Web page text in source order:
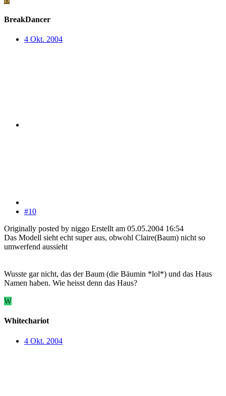
BreakDancer
4 Okt. 2004
#10
Originally posted by niggo Erstellt am 05.05.2004 16:54
Das Modell sieht echt super aus, obwohl Claire(Baum) nicht so
umwerfend aussieht
Wusste gar nicht, das der Baum (die Bäumin *lol*) und das Haus
Namen haben. Wie heisst denn das Haus?
W
Whitechariot
4 Okt. 2004